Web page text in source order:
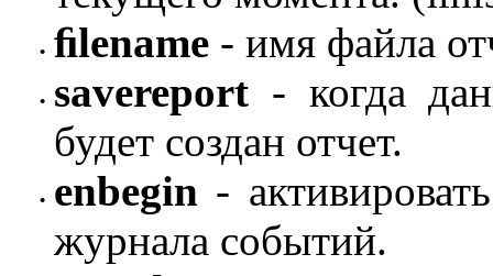
• ﬁlename - имя файла
• savereport - когда
будет создан отчет.
• enbegin -
журнала событий.